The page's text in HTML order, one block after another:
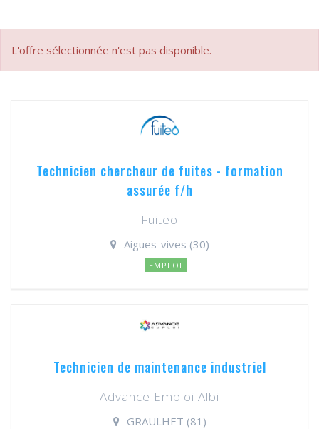
L'offre sélectionnée n'est pas disponible.
Technicien chercheur de fuites - formation
assurée f/h
Fuiteo
Aigues-vives (30)
EMPLOI
Technicien de maintenance industriel
Advance Emploi Albi
GRAULHET (81)